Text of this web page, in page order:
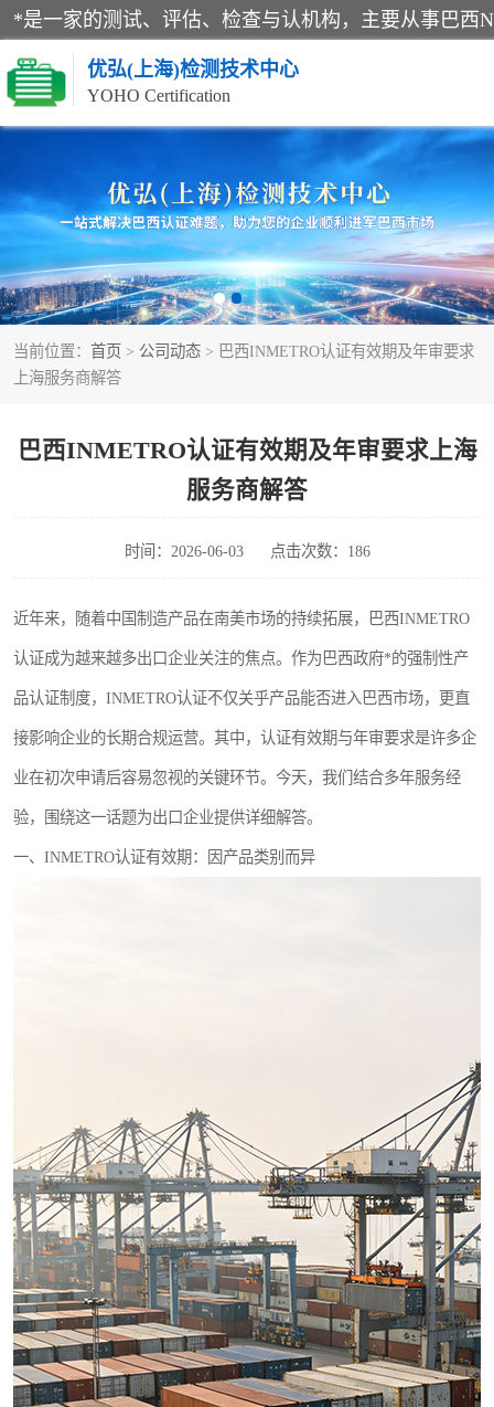
优弘(上海)检测技术中心
YOHO Certification
当前位置： 首页 > 公司动态 > 巴西INMETRO认证有效期及年审要求
上海服务商解答
巴西INMETRO认证有效期及年审要求上海
服务商解答
时间：2026-06-03 点击次数：186
近年来，随着中国制造产品在南美市场的持续拓展，巴西INMETRO
认证成为越来越多出口企业关注的焦点。作为巴西政府*的强制性产
品认证制度，INMETRO认证不仅关乎产品能否进入巴西市场，更直
接影响企业的长期合规运营。其中，认证有效期与年审要求是许多企
业在初次申请后容易忽视的关键环节。今天，我们结合多年服务经
验，围绕这一话题为出口企业提供详细解答。
一、INMETRO认证有效期：因产品类别而异
RECYCLASS认证
NR12认证
ART认证
巴西认证